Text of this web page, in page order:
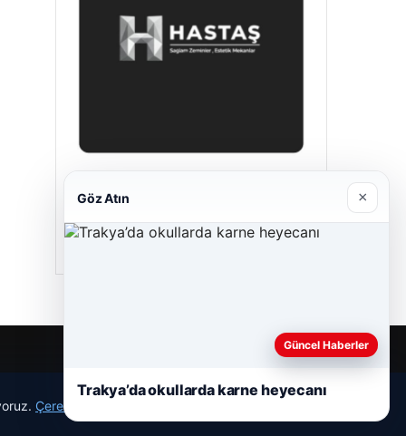
05/26/2026
Çerez Politikamız
Göz Atın ×
Güncel Haberler
Trakya’da okullarda karne heyecanı